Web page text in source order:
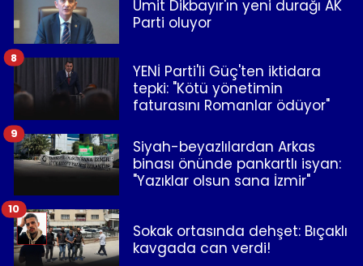
Ümit Dikbayır'ın yeni durağı AK
Parti oluyor
YENİ Parti'li Güç'ten iktidara
tepki: "Kötü yönetimin
faturasını Romanlar ödüyor"
8
Siyah-beyazlılardan Arkas
binası önünde pankartlı isyan:
"Yazıklar olsun sana İzmir"
9
Sokak ortasında dehşet: Bıçaklı
kavgada can verdi!
10